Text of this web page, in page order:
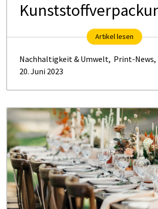
Artikel lesen
Nachhaltigkeit & Umwelt, Print-News,
20. Juni 2023